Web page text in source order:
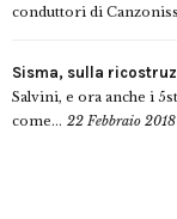
conduttori di
Sisma, sulla
Salvini, e ora anche i
come... 22 Febbraio 2018